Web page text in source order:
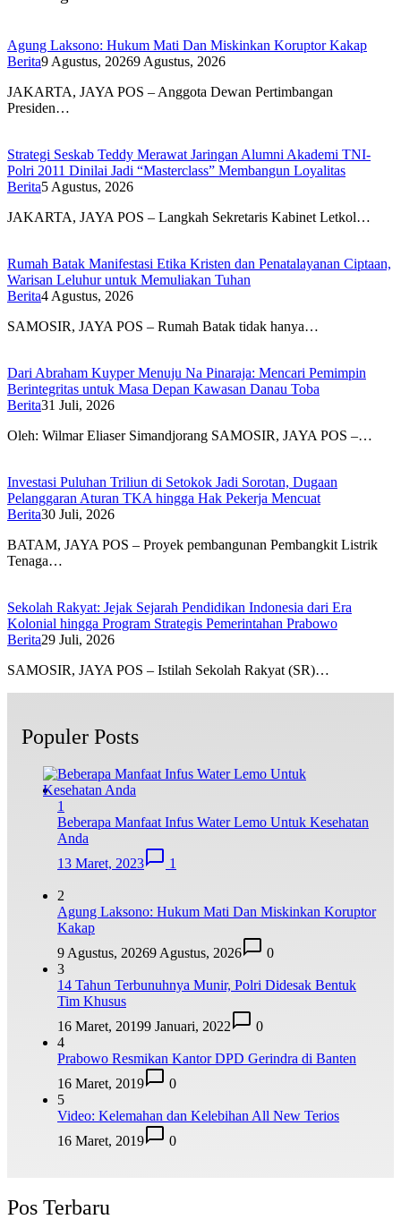
Agung Laksono: Hukum Mati Dan Miskinkan Koruptor Kakap
Berita9 Agustus, 20269 Agustus, 2026
JAKARTA, JAYA POS – Anggota Dewan Pertimbangan
Presiden…
Strategi Seskab Teddy Merawat Jaringan Alumni Akademi TNI-
Polri 2011 Dinilai Jadi “Masterclass” Membangun Loyalitas
Berita5 Agustus, 2026
JAKARTA, JAYA POS – Langkah Sekretaris Kabinet Letkol…
Rumah Batak Manifestasi Etika Kristen dan Penatalayanan Ciptaan,
Warisan Leluhur untuk Memuliakan Tuhan
Berita4 Agustus, 2026
SAMOSIR, JAYA POS – Rumah Batak tidak hanya…
Dari Abraham Kuyper Menuju Na Pinaraja: Mencari Pemimpin
Berintegritas untuk Masa Depan Kawasan Danau Toba
Berita31 Juli, 2026
Oleh: Wilmar Eliaser Simandjorang SAMOSIR, JAYA POS –…
Investasi Puluhan Triliun di Setokok Jadi Sorotan, Dugaan
Pelanggaran Aturan TKA hingga Hak Pekerja Mencuat
Berita30 Juli, 2026
BATAM, JAYA POS – Proyek pembangunan Pembangkit Listrik
Tenaga…
Sekolah Rakyat: Jejak Sejarah Pendidikan Indonesia dari Era
Kolonial hingga Program Strategis Pemerintahan Prabowo
Berita29 Juli, 2026
SAMOSIR, JAYA POS – Istilah Sekolah Rakyat (SR)…
Populer Posts
1
Beberapa Manfaat Infus Water Lemo Untuk Kesehatan
Anda
13 Maret, 2023
1
2
Agung Laksono: Hukum Mati Dan Miskinkan Koruptor
Kakap
9 Agustus, 20269 Agustus, 2026
0
3
14 Tahun Terbunuhnya Munir, Polri Didesak Bentuk
Tim Khusus
16 Maret, 20199 Januari, 2022
0
4
Prabowo Resmikan Kantor DPD Gerindra di Banten
16 Maret, 2019
0
5
Video: Kelemahan dan Kelebihan All New Terios
16 Maret, 2019
0
Pos Terbaru